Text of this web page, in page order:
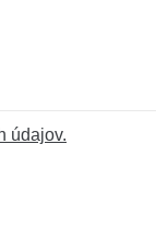
údajov.